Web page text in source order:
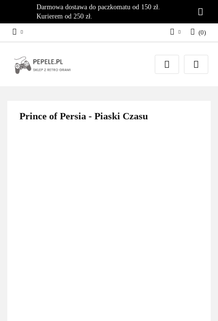
Darmowa dostawa do paczkomatu od 150 zł.
Kurierem od 250 zł.
Zaloguj się
Załóż konto
(0)
Prince of Persia - Piaski Czasu